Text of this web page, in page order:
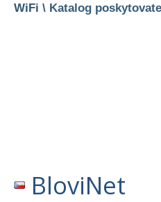
WiFi \ Katalog
BloviNet